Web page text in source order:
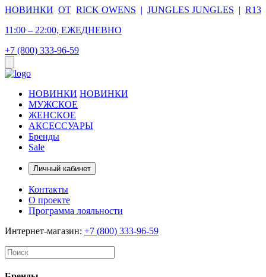
НОВИНКИ ОТ RICK OWENS | JUNGLES JUNGLES | R13
11:00 – 22:00, ЕЖЕДНЕВНО
+7 (800) 333-96-59
НОВИНКИ НОВИНКИ
МУЖСКОЕ
ЖЕНСКОЕ
АКСЕССУАРЫ
Бренды
Sale
Личный кабинет
Контакты
О проекте
Программа лояльности
Интернет-магазин: +7 (800) 333-96-59